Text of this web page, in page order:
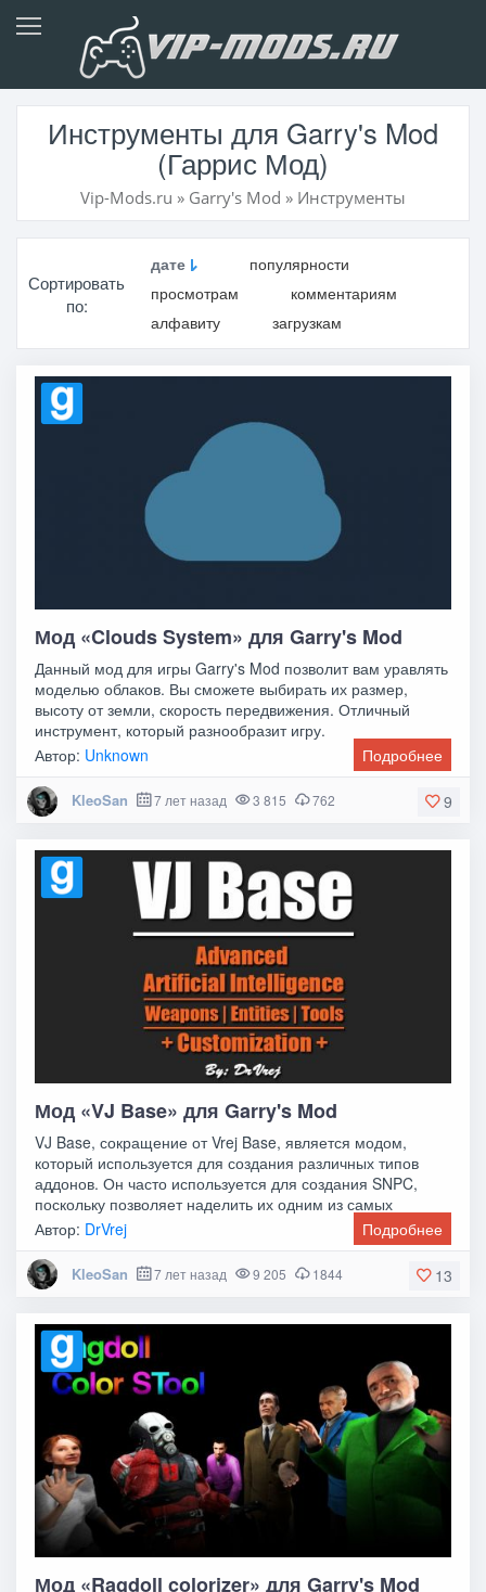
Инструменты для Garry's Mod
(Гаррис Мод)
Vip-Mods.ru » Garry's Mod » Инструменты
Сортировать
по:
дате
популярности
просмотрам
комментариям
алфавиту
загрузкам
Мод «Clouds System» для Garry's Mod
Данный мод для игры Garry's Mod позволит вам уравлять
моделью облаков. Вы сможете выбирать их размер,
высоту от земли, скорость передвижения. Отличный
инструмент, который разнообразит игру.
Автор: Unknown Подробнее
9
KleoSan 7 лет назад 3 815 762
Мод «VJ Base» для Garry's Mod
VJ Base, сокращение от Vrej Base, является модом,
который используется для создания различных типов
аддонов. Он часто используется для создания SNPC,
поскольку позволяет наделить их одним из самых
Автор: DrVrej Подробнее
13
KleoSan 7 лет назад 9 205 1844
Мод «Ragdoll colorizer» для Garry's Mod